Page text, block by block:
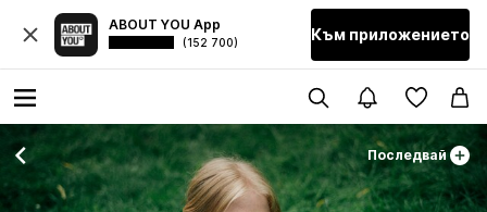
ABOUT YOU App
(152 700) Към приложението
Последвай